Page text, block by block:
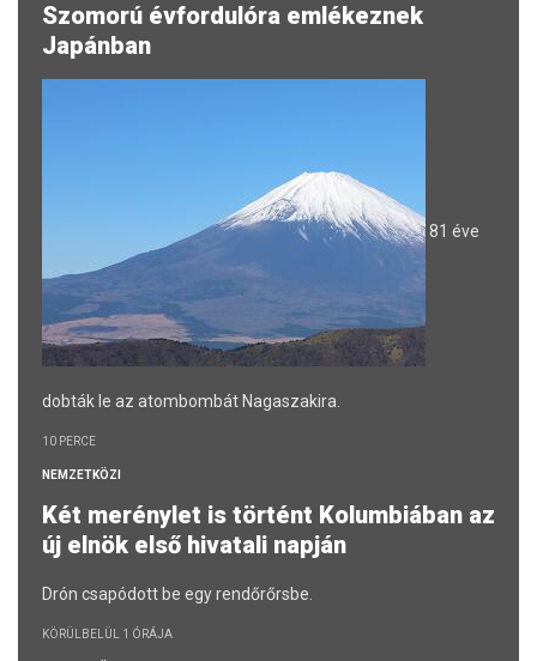
Szomorú évfordulóra emlékeznek
Japánban
81 éve
dobták le az atombombát Nagaszakira.
10 PERCE
NEMZETKÖZI
Két merénylet is történt Kolumbiában az
új elnök első hivatali napján
Drón csapódott be egy rendőrőrsbe.
KÖRÜLBELÜL 1 ÓRÁJA